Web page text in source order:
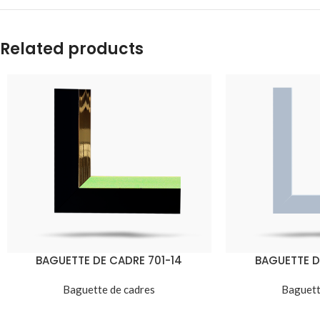
Related products
BAGUETTE DE CADRE 701-14
Baguette de cadres
BAGUETTE